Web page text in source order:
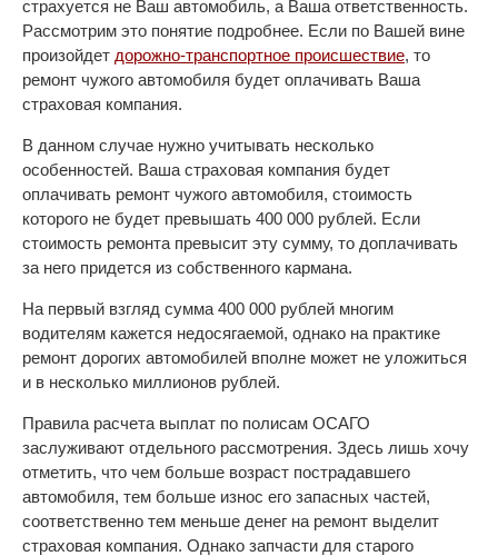
страхуется не Ваш автомобиль, а Ваша ответственность.
Рассмотрим это понятие подробнее. Если по Вашей вине
произойдет дорожно-транспортное происшествие, то
ремонт чужого автомобиля будет оплачивать Ваша
страховая компания.
В данном случае нужно учитывать несколько
особенностей. Ваша страховая компания будет
оплачивать ремонт чужого автомобиля, стоимость
которого не будет превышать 400 000 рублей. Если
стоимость ремонта превысит эту сумму, то доплачивать
за него придется из собственного кармана.
На первый взгляд сумма 400 000 рублей многим
водителям кажется недосягаемой, однако на практике
ремонт дорогих автомобилей вполне может не уложиться
и в несколько миллионов рублей.
Правила расчета выплат по полисам ОСАГО
заслуживают отдельного рассмотрения. Здесь лишь хочу
отметить, что чем больше возраст пострадавшего
автомобиля, тем больше износ его запасных частей,
соответственно тем меньше денег на ремонт выделит
страховая компания. Однако запчасти для старого